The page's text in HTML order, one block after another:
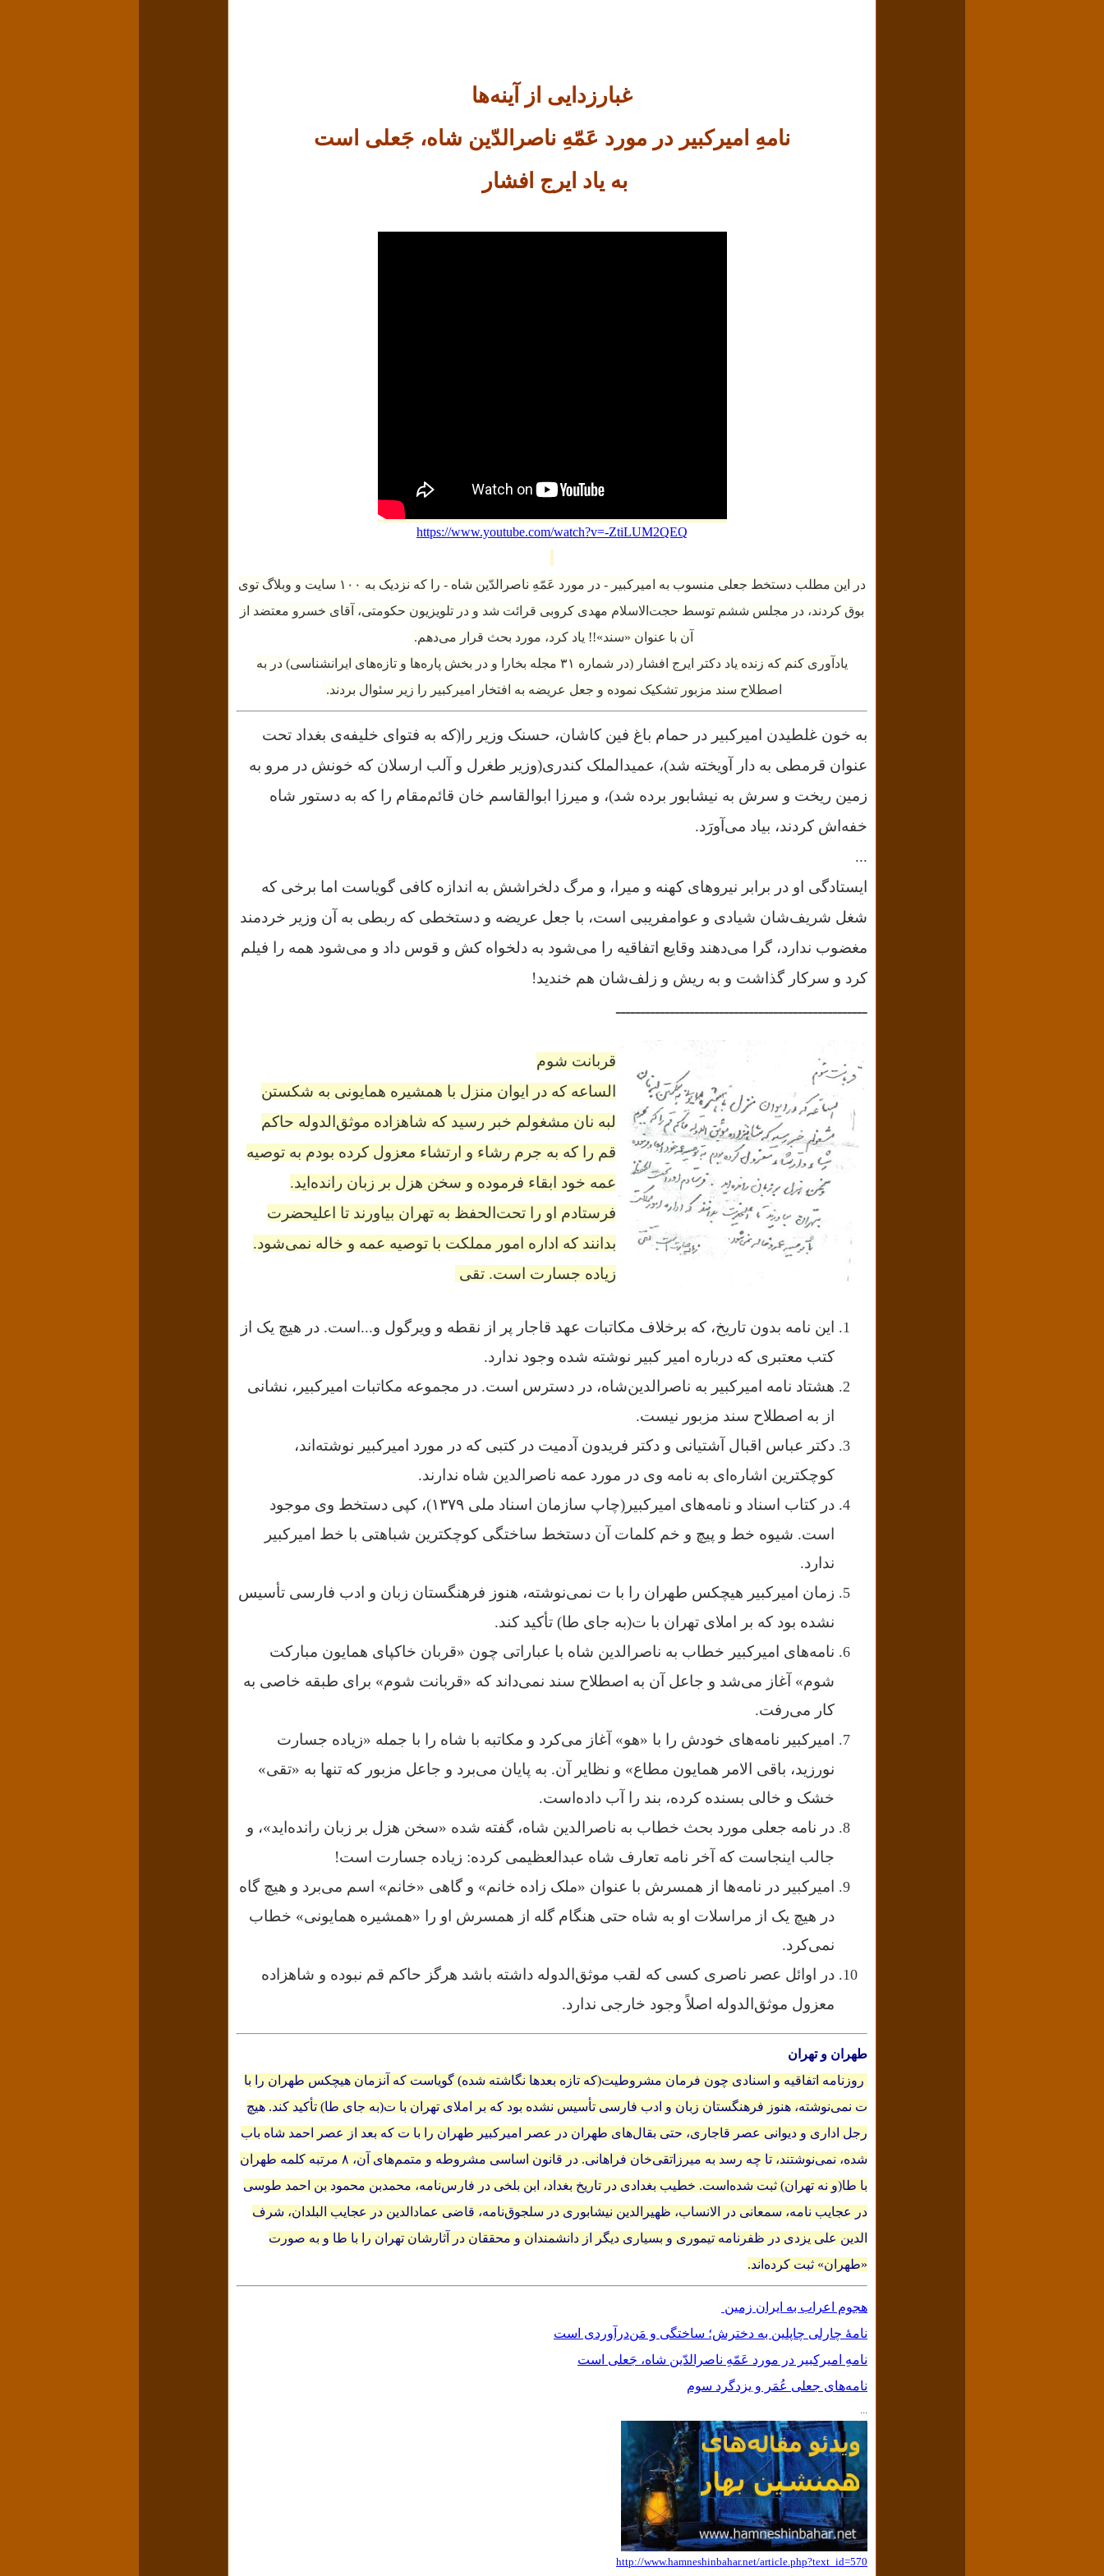
غبارزدایی از آینه‌ها
نامهِ امیرکبیر در مورد عَمّهِ ناصرالدّین شاه، جَعلی است
به یاد ایرج افشار
https://www.youtube.com/watch?v=-ZtiLUM2QEQ
در این مطلب دستخط جعلی منسوب به امیرکبیر - در مورد عَمّهِ ناصرالدّین شاه - را که نزدیک به ۱۰۰ سایت و وبلاگ توی
بوق کردند، در مجلس ششم توسط حجت‌الاسلام مهدی کروبی قرائت شد و در تلویزیون حکومتی، آقای خسرو معتضد از
آن با عنوان «سند»!! یاد کرد، مورد بحث قرار می‌دهم.
یادآوری کنم که زنده یاد دکتر ایرج افشار (در شماره ۳۱ مجله بخارا و در بخش پاره‌ها و تازه‌های ایرانشناسی ) در به
اصطلاح سند مزبور تشکیک نموده و جعل عریضه به افتخار امیرکبیر را زیر سئوال بردند.
به خون غلطیدن امیرکبیر در حمام باغ فین کاشان، حسنک‌ وزیر را(که به فتوای خلیفه‌ی بغداد تحت
عنوان قرمطی به دار آویخته شد)، عمیدالملک‌ کندری(وزیر طغرل و آلب ارسلان که خونش در مرو به
زمین ریخت و سرش به نیشابور برده شد)‌، و میرزا ابوالقاسم خان قائم‌مقام را که به دستور شاه
خفه‌اش کردند، بیاد می‌آورَد.
...
ایستادگی او در برابر نیروهای کهنه و میرا، و مرگ دلخراشش به اندازه کافی گویاست اما برخی که
شغل شریف‌شان شیادی و عوامفریبی است، با جعل عریضه و دستخطی که ربطی به آن وزیر خردمند
مغضوب ندارد، گرا می‌دهند وقایع اتفاقیه را می‌شود به دلخواه کش و قوس داد و می‌شود همه را فیلم
کرد و سرکار گذاشت و به ریش و زلف‌شان هم خندید!
ـــــــــــــــــــــــــــــــــــــــــــــــــــ
قربانت شوم
الساعه که در ایوان منزل با همشیره همایونی به شکستن
لبه نان مشغولم خبر رسید که شاهزاده موثق‌الدوله حاکم
قم را که به جرم رشاء و ارتشاء معزول کرده بودم به توصیه
عمه خود ابقاء فرموده و سخن هزل بر زبان رانده‌اید.
فرستادم او را تحت‌الحفظ به تهران بیاورند تا اعلیحضرت
بدانند که اداره امور مملکت با توصیه عمه و خاله نمی‌شود.
زیاده جسارت است. تقی
این نامه بدون تاریخ، که برخلاف مکاتبات عهد قاجار پر از نقطه و ویرگول و...است. در هیچ یک از
کتب معتبری که درباره امیر کبیر نوشته شده وجود ندارد.
هشتاد نامه امیرکبیر به ناصرالدین‌شاه، در دسترس است. در مجموعه مکاتبات امیرکبیر، نشانی
از به اصطلاح سند مزبور نیست.
دکتر عباس اقبال آشتیانی و دکتر فریدون آدمیت در کتبی که در مورد امیرکبیر نوشته‌اند،
کوچکترین اشاره‌ای به نامه وی در مورد عمه ناصرالدین شاه ندارند.
در کتاب اسناد و نامه‌های امیرکبیر(چاپ سازمان اسناد ملی ۱۳۷۹)، کپی دستخط وی موجود
است. شیوه خط و پیچ و خم کلمات آن دستخط ساختگی کوچکترین شباهتی با خط امیرکبیر
ندارد.
زمان امیرکبیر هیچکس طهران را با ت نمی‌نوشته، هنوز فرهنگستان زبان و ادب فارسی تأسیس
نشده بود که بر املای تهران با ت(به جای طا) تأکید کند.
نامه‌های امیرکبیر خطاب به ناصرالدین شاه با عباراتی چون «قربان خاکپاى همایون مبارکت
شوم» آغاز می‌شد و جاعل آن به اصطلاح سند نمی‌داند که «قربانت شوم» براى طبقه ‏خاصى به
کار می‌رفت.
امیرکبیر نامه‌های خودش را با «هو» آغاز می‌کرد و مکاتبه با شاه را با جمله «زیاده جسارت
نورزید، باقی الامر همایون مطاع» و نظایر آن. به پایان می‌برد و جاعل مزبور که تنها به «تقى»
خشک و خالی بسنده کرده، بند را آب داده‌است.
در نامه جعلی مورد بحث خطاب به ناصرالدین شاه، گفته شده «سخن هزل بر زبان رانده‌اید»، و
جالب اینجاست که آخر نامه تعارف شاه عبدالعظیمی کرده: زیاده جسارت است!
امیرکبیر در نامه‌ها از همسرش با عنوان «ملک زاده خانم» و گاهی «خانم» اسم می‌برد و هیچ گاه
در هیچ یک از مراسلات او به شاه حتی هنگام گله از همسرش او را «همشیره همایونی» خطاب
نمی‌کرد.
در اوائل عصر ناصرى کسى که لقب موثق‌‏الدوله داشته باشد هرگز حاکم قم نبوده و شاهزاده
معزول موثق‌الدوله اصلاً‌ وجود خارجی ندارد.
طهران و تهران
روزنامه اتفاقیه و اسنادی چون فرمان مشروطیت(که تازه بعدها نگاشته شده) گویاست که آنزمان هیچکس طهران را با
ت نمی‌نوشته، هنوز فرهنگستان زبان و ادب فارسی تأسیس نشده بود که بر املای تهران با ت(به جای طا) تأکید کند. هیچ
رجل ادارى و دیوانى عصر قاجارى، حتى بقال‌هاى طهران در عصر امیرکبیر طهران را با ت که بعد از عصر احمد شاه باب
شده، نمی‌نوشتند، تا چه رسد به میرزاتقى‏‌خان فراهانى. در قانون اساسی مشروطه و متمم‌های آن، ۸ مرتبه کلمه طهران
با طا(و نه تهران) ثبت شده‌است. خطیب بغدادی در تاریخ بغداد، ابن بلخی در فارس‌نامه، محمدبن محمود بن احمد طوسی
در عجایب نامه، سمعانی در الانساب، ظهیرالدین نیشابوری در سلجوق‌نامه، قاضی عمادالدین در عجایب البلدان، شرف
الدین علی یزدی در ظفرنامه تیموری و بسیاری دیگر از دانشمندان و محققان در آثارشان تهران را با طا و به صورت
«طهران» ثبت کرده‌اند.
هجوم اعراب به ایران زمین
نامۀ چارلی چاپلین به دخترش؛ ساختگی و مَن‌درآوردی است
نامهِ امیرکبیر در مورد عَمّهِ ناصرالدّین شاه، جَعلی است
نامه‌های جعلی عُمَر و یزدگرد سوم
http://www.hamneshinbahar.net/article.php?text_id=570